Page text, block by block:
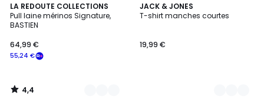
LA REDOUTE COLLECTIONS
Pull laine mérinos Signature,
BASTIEN
55,24 €
64,99 €
4,4
/ 5
6
Couleurs
4,4
/
JACK & JONES
T-shirt manches courtes
19,99 €
3
Couleurs